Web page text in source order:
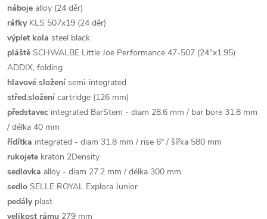
náboje alloy (24 děr)
ráfkyKLS 507x19 (24 děr)
výplet kola steel black
pláště SCHWALBE Little Joe Performance 47-507 (24"x1.95)
ADDIX, folding
hlavové složení semi-integrated
střed.složení cartridge (126 mm)
představec integrated BarStem - diam 28.6 mm / bar bore 31.8 mm
/ délka 40 mm
řídítka integrated - diam 31.8 mm / rise 6° / šířka 580 mm
rukojete kraton 2Density
sedlovka alloy - diam 27.2 mm / délka 300 mm
sedlo SELLE ROYAL Explora Junior
pedályplast
velikost rámu 279 mm